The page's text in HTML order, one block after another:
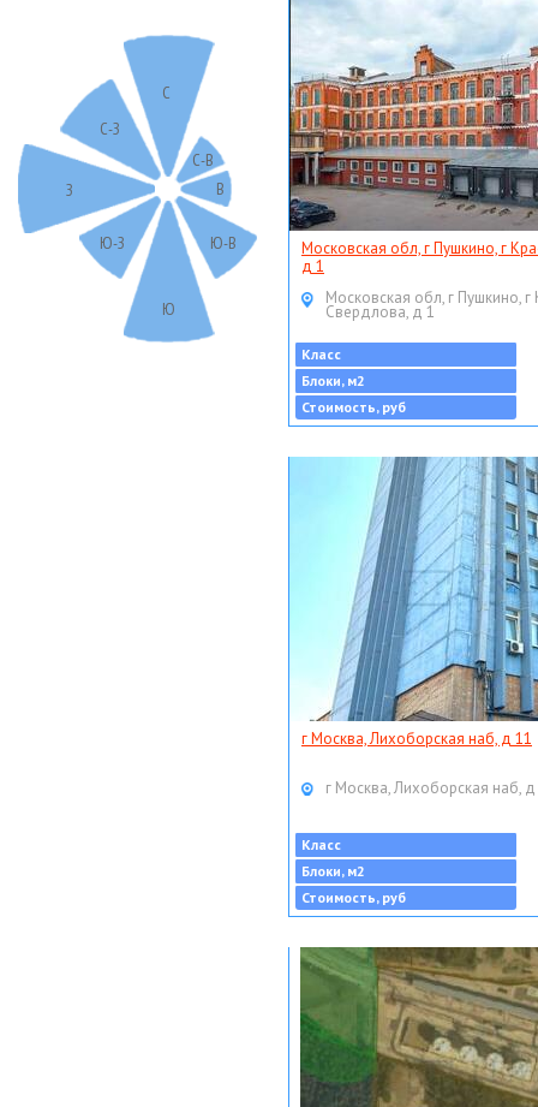
С
С-В
В
Ю-В
Ю
Ю-З
З
С-З
Московская обл, г Пушкино, г
д 1
Московская обл, г Пушкино, г
Свердлова, д 1
Класс
Блоки, м2
Стоимость, руб
г Москва, Лихоборская наб, д 11
г Москва, Лихоборская наб,
Класс
Блоки, м2
Стоимость, руб